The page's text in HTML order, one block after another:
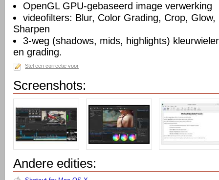
OpenGL GPU-gebaseerd image verwerking
videofilters: Blur, Color Grading, Crop,
Sharpen
3-weg (shadows, mids, highlights)
en grading.
Stel een correctie voor
Screenshots:
Andere edities: